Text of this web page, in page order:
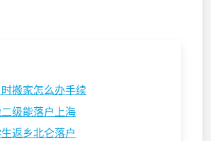
时搬家怎么办手续
级能落户上海
生返乡北仑落户